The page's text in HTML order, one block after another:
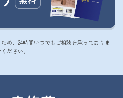
め、24時間いつでもご相談を承っておりま
ださい。